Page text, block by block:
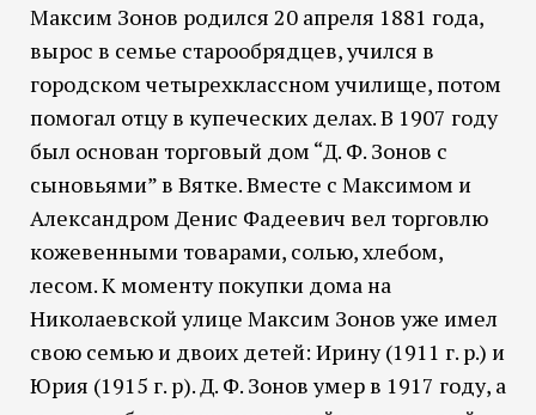
Максим Зонов родился 20 апреля 1881 года,
вырос в семье старообрядцев, учился в
городском четырехклассном училище, потом
помогал отцу в купеческих делах. В 1907 году
был основан торговый дом “Д. Ф. Зонов с
сыновьями” в Вятке. Вместе с Максимом и
Александром Денис Фадеевич вел торговлю
кожевенными товарами, солью, хлебом,
лесом. К моменту покупки дома на
Николаевской улице Максим Зонов уже имел
свою семью и двоих детей: Ирину (1911 г. р.) и
Юрия (1915 г. р). Д. Ф. Зонов умер в 1917 году, а